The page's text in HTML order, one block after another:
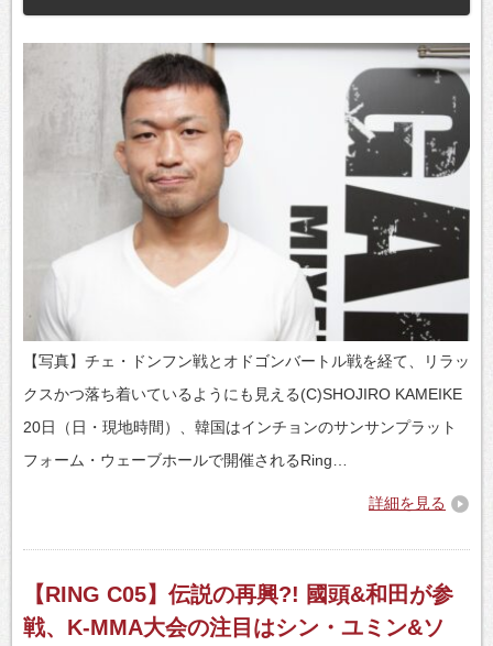
【写真】チェ・ドンフン戦とオドゴンバートル戦を経て、リラッ
クスかつ落ち着いているようにも見える(C)SHOJIRO KAMEIKE
20日（日・現地時間）、韓国はインチョンのサンサンプラット
フォーム・ウェーブホールで開催されるRing…
詳細を見る
【RING C05】伝説の再興?! 國頭&和田が参
戦、K-MMA大会の注目はシン・ユミン&ソ